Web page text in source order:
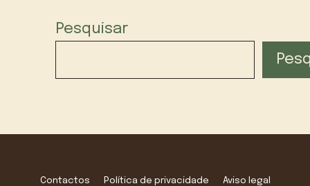
Pesquisar
Contactos Política de privacidade Aviso legal